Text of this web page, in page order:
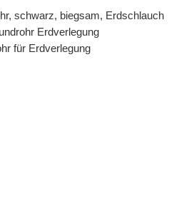
schwarz, biegsam, Erdschlauch
Erdverlegung
für Erdverlegung